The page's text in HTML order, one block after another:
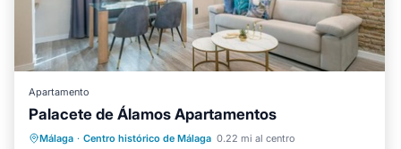
Apartamento
Palacete de Álamos Apartamentos
Málaga · Centro histórico de Málaga 0.22 mi al centro
Aire acondicionado
Internet